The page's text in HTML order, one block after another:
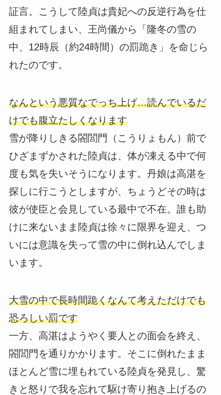
証言。こうして陸貞は貴妃への反逆行為を仕
組まれてしまい、王尚儀から「隆冬の雪の
中、12時辰（約24時間）の罰跪き」を命じら
れたのです。
なんという悪質なでっち上げ…読んでいるだ
けでも腹立たしくなります
雪が降りしきる閤閭門（こうりょもん）前で
ひざまずかされた陸貞は、体が凍える中で何
度も気を失いそうになります。丹娘は高湛を
探しに行こうとしますが、ちょうどその時は
彼が使臣と会見している最中で不在。誰も助
けに来ないまま陸貞は徐々に限界を迎え、つ
いには意識を失って雪の中に倒れ込んでしま
います。
大雪の中で長時間跪くなんて考えただけでも
恐ろしい罰です
一方、高湛はようやく要人との面会を終え、
閤閭門を通りかかります。そこに倒れたまま
ほとんど雪に埋もれている陸貞を発見し、驚
きと怒りで我を忘れて駆け寄り抱き上げるの